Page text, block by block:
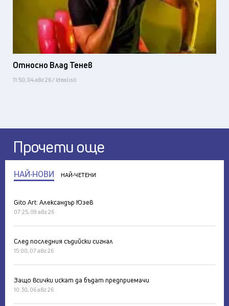
Относно Влад Тенев
11:50, 04 авг 26 / Idealisti
Прочети още
НАЙ-НОВИ НАЙ-ЧЕТЕНИ
Gito Art: Александър Юзев
07:25, 09 авг 26
След последния съдийски сигнал
15:00, 07 авг 26
Защо всички искат да бъдат предприемачи
10:30, 06 авг 26